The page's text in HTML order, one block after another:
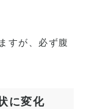
すが、必ず腹
に変化